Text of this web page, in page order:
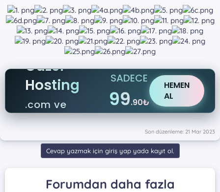
Güzel
Hosting
.com ve
.net
SADECE
99.90₺
HEMEN
AL
Son düzenleme: 21 Mar 2023
Cevap yazmak için giriş yap yada kayıt ol.
Forumdan daha fazla